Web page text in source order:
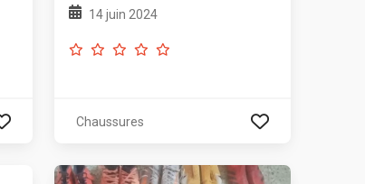
14 juin 2024
Chaussures